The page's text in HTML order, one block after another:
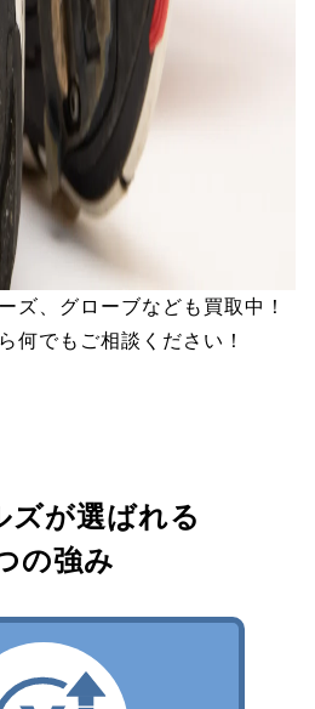
ズ、グローブなども買取中！
何でもご相談ください！
ズが選ばれる
の強み